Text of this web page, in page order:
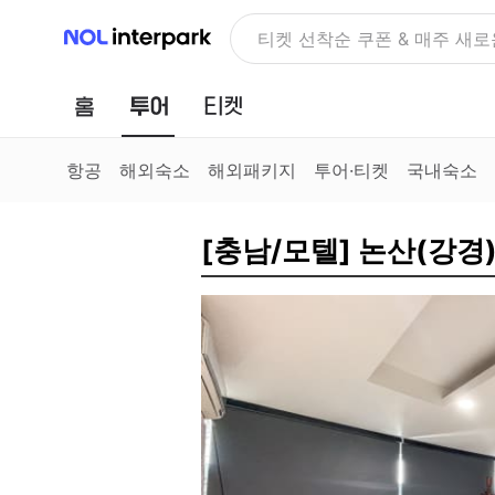
NOL 인터파크 티켓 선착순 쿠폰 & 매주 새
홈 투어
항공 해외숙소 해외패키지 투어·티켓 국내숙소
[충남/모텔] 논산(강경